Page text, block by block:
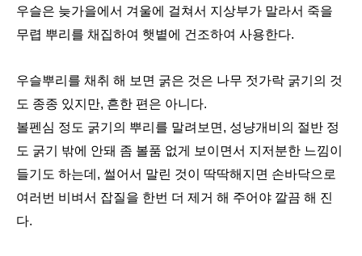
우슬은 늦가을에서 겨울에 걸쳐서 지상부가 말라서 죽을
무렵 뿌리를 채집하여 햇볕에 건조하여 사용한다.
우슬뿌리를 채취 해 보면 굵은 것은 나무 젓가락 굵기의 것
도 종종 있지만, 흔한 편은 아니다.
볼펜심 정도 굵기의 뿌리를 말려보면, 성냥개비의 절반 정
도 굵기 밖에 안돼 좀 볼품 없게 보이면서 지저분한 느낌이
들기도 하는데, 썰어서 말린 것이 딱딱해지면 손바닥으로
여러번 비벼서 잡질을 한번 더 제거 해 주어야 깔끔 해 진
다.